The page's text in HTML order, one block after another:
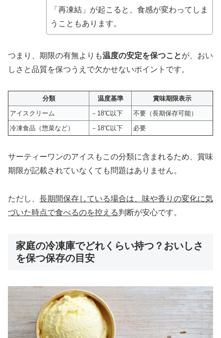
「再凍結」が起こると、食感が変わってしま
うこともあります。
つまり、期限の有無よりも温度の安定を保つことが、おい
しさと品質を保つうえで欠かせないポイントです。
分類 温度基準
賞味期限表示
アイスクリーム
－18℃以下
不要（長期保存可能）
冷凍食品（惣菜など）
－18℃以下 必要
サーティーワンのアイスもこの分類に含まれるため、賞味
期限が記載されていなくても問題はありません。
ただし、 長期間保存している場合は、味や香りの変化に気
づいた時点で食べるのを控える判断が安心です。
家庭の冷凍庫でどれくらい持つ？おいしさ
を保つ保存の目安